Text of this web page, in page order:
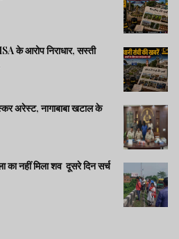
के आरोप निराधार, सस्ती
अरेस्ट, नागाबाबा खटाल के
का नहीं मिला शव दूसरे दिन सर्च